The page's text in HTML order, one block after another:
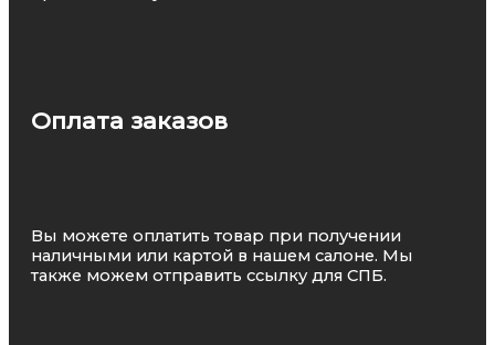
Оплата заказов
Вы можете оплатить товар при получении
наличными или картой в нашем салоне. Мы
также можем отправить ссылку для СПБ.